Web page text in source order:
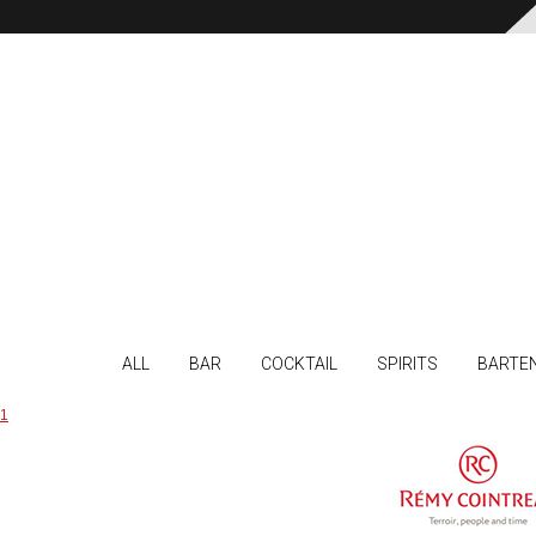
ALL BAR COCKTAIL SPIRITS
1